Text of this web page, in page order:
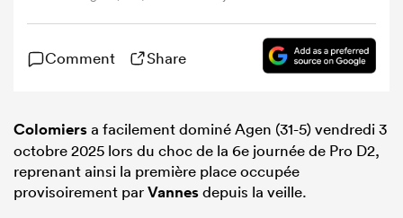
Comment Share
Colomiersa facilement dominé Agen (31-5) vendredi 3
octobre 2025 lors du choc de la 6e journée de Pro D2,
reprenant ainsi la première place occupée
provisoirement parVannesdepuis la veille.